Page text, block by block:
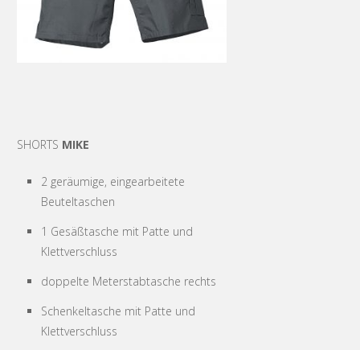
SHORTS MIKE
2 geräumige, eingearbeitete
Beuteltaschen
1 Gesäßtasche mit Patte und
Klettverschluss
doppelte Meterstabtasche rechts
Schenkeltasche mit Patte und
Klettverschluss